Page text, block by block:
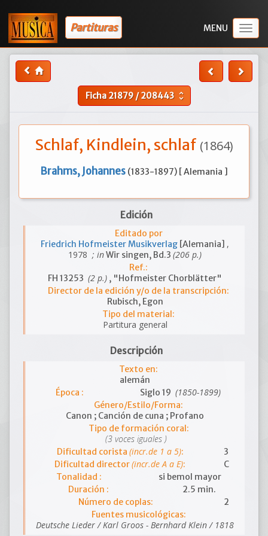
Partituras
Ficha21879/208443 unfold_more
Schlaf, Kindlein, schlaf (1864)
Brahms, Johannes (1833-1897) [ Alemania ]
Edición
Editado por
Friedrich Hofmeister Musikverlag [Alemania] ,
1978 ; inWir singen, Bd.3 (206 p.)
Ref.:
FH 13253 (2 p.) , "Hofmeister Chorblätter"
Director de la edición y/o de la transcripción:
Rubisch, Egon
Tipo del material:
Partitura general
Descripción
Texto en:
alemán
Época :
Siglo 19 (1850-1899)
Género/Estilo/Forma:
Canon ; Canción de cuna ; Profano
Tipo de formación coral:
(3 voces iguales )
Dificultad corista (incr.de 1 a 5):
3
Dificultad director(incr.de A a E):
C
Tonalidad :
si bemol mayor
Duración :
2.5 min.
Número de coplas:
2
Fuentes musicológicas:
Deutsche Lieder / Karl Groos - Bernhard Klein / 1818